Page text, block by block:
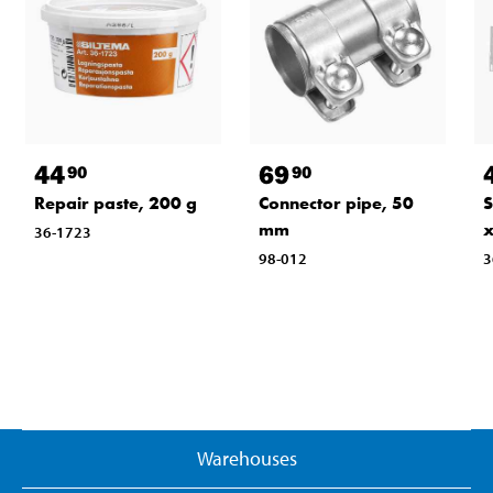
4490
Repair paste, 200 g
36-1723
6990
Connector pipe, 50
mm
98-012
Warehouses